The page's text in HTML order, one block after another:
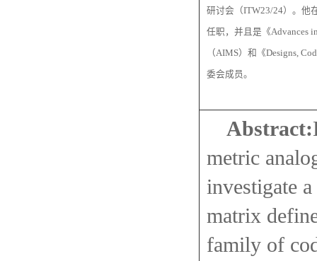
研讨会（ITW23/24）。他
任职，并且是《Advances
（AIMS）和《Designs,
委会成员。
Abstract:
metric
investigate
matrix
family of